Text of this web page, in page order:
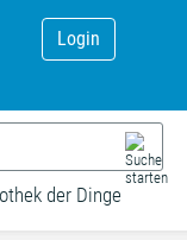
Login
der Dinge